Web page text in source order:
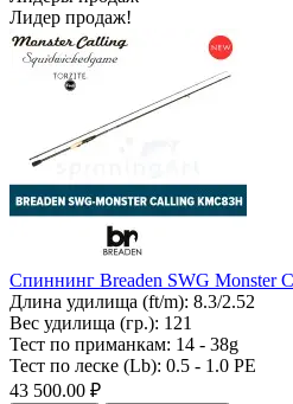
Лидер продаж!
Спиннинг Breaden SWG Monster
Длина удилища (ft/m): 8.3/2.52
Вес удилища (гр.): 121
Тест по приманкам: 14 - 38g
Тест по леске (Lb): 0.5 - 1.0 PE
43 500.00 ₽